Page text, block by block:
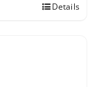
Details